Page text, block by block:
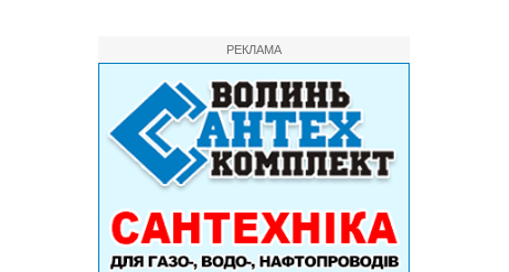
РЕКЛАМА